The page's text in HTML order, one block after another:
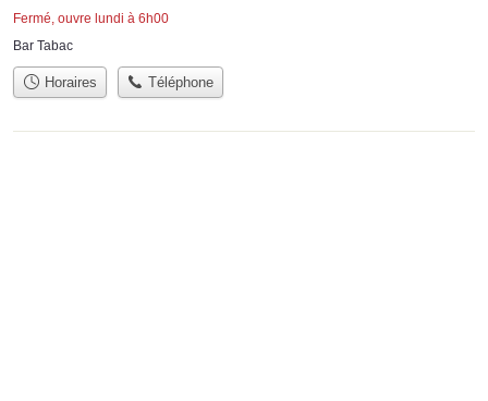
Fermé, ouvre lundi à 6h00
Bar Tabac
Horaires Téléphone